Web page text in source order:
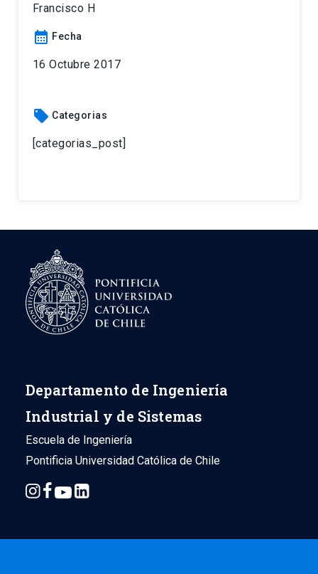
Francisco H
calendar_month Fecha
16 Octubre 2017
local_offer Categorias
[categorias_post]
Departamento de Ingeniería
Industrial y de Sistemas
Escuela de Ingeniería
Pontificia Universidad Católica de Chile